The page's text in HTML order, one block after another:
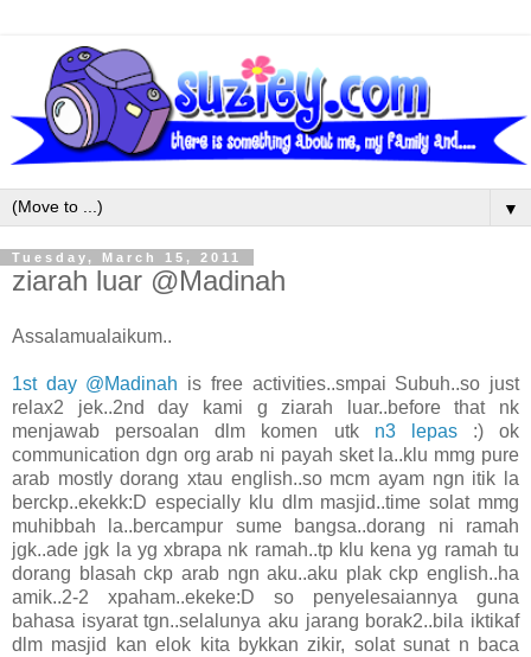
▼
Tuesday, March 15, 2011
ziarah luar @Madinah
Assalamualaikum..
1st day @Madinah is free activities..smpai Subuh..so just
relax2 jek..2nd day kami g ziarah luar..before that nk
menjawab persoalan dlm komen utk n3 lepas:) ok
communication dgn org arab ni payah sket la..klu mmg pure
arab mostly dorang xtau english..so mcm ayam ngn itik la
berckp..ekekk:D especially klu dlm masjid..time solat mmg
muhibbah la..bercampur sume bangsa..dorang ni ramah
jgk..ade jgk la yg xbrapa nk ramah..tp klu kena yg ramah tu
dorang blasah ckp arab ngn aku..aku plak ckp english..ha
amik..2-2 xpaham..ekeke:D so penyelesaiannya guna
bahasa isyarat tgn..selalunya aku jarang borak2..bila iktikaf
dlm masjid kan elok kita bykkan zikir, solat sunat n baca